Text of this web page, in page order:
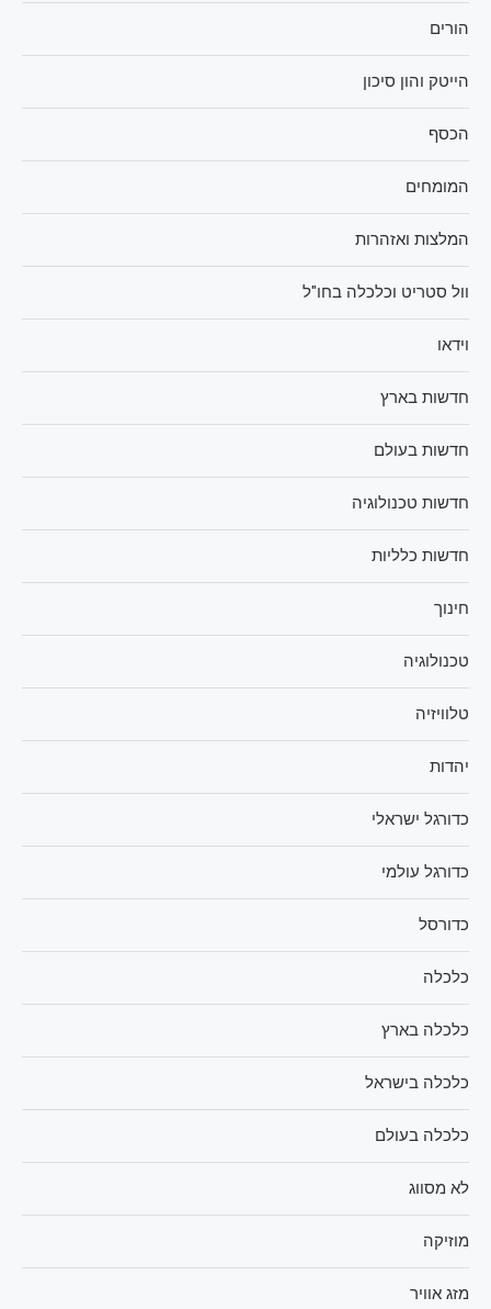
הורים
הייטק והון סיכון
הכסף
המומחים
המלצות ואזהרות
וול סטריט וכלכלה בחו"ל
וידאו
חדשות בארץ
חדשות בעולם
חדשות טכנולוגיה
חדשות כלליות
חינוך
טכנולוגיה
טלוויזיה
יהדות
כדורגל ישראלי
כדורגל עולמי
כדורסל
כלכלה
כלכלה בארץ
כלכלה בישראל
כלכלה בעולם
לא מסווג
מוזיקה
מזג אוויר